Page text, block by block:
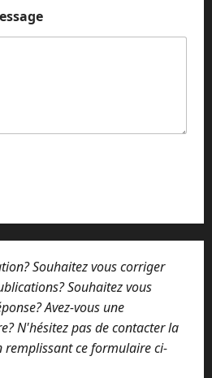
Souhaitez vous corriger
Souhaitez vous
Avez-vous une
N'hésitez pas de contacter la
remplissant ce formulaire ci-